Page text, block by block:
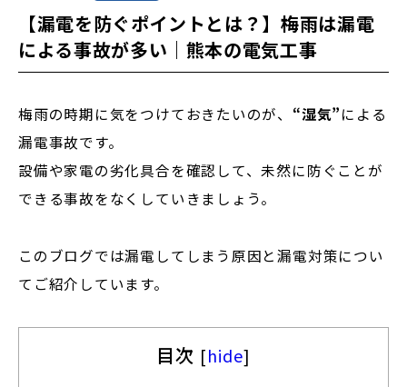
【漏電を防ぐポイントとは？】梅雨は漏電
による事故が多い｜熊本の電気工事
梅雨の時期に気をつけておきたいのが、 “湿気”による
漏電事故です。
設備や家電の劣化具合を確認して、未然に防ぐことが
できる事故をなくしていきましょう。
このブログでは漏電してしまう原因と漏電対策につい
てご紹介しています。
目次 [hide]